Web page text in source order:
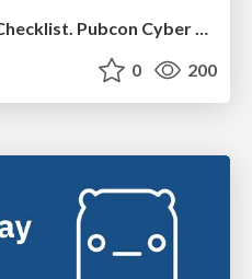
The Anti-SEO Checklist Checklist. Pubcon Cyber Week
0 200